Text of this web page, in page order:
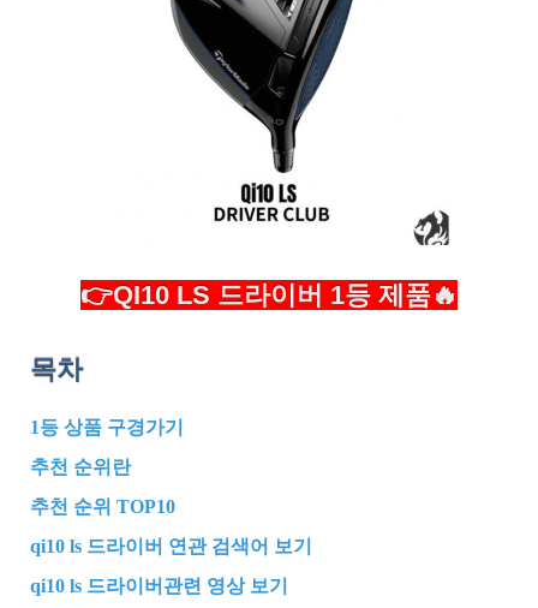
👉QI10 LS 드라이버 1등 제품🔥
목차
1등 상품 구경가기
추천 순위란
추천 순위 TOP10
qi10 ls 드라이버 연관 검색어 보기
qi10 ls 드라이버관련 영상 보기